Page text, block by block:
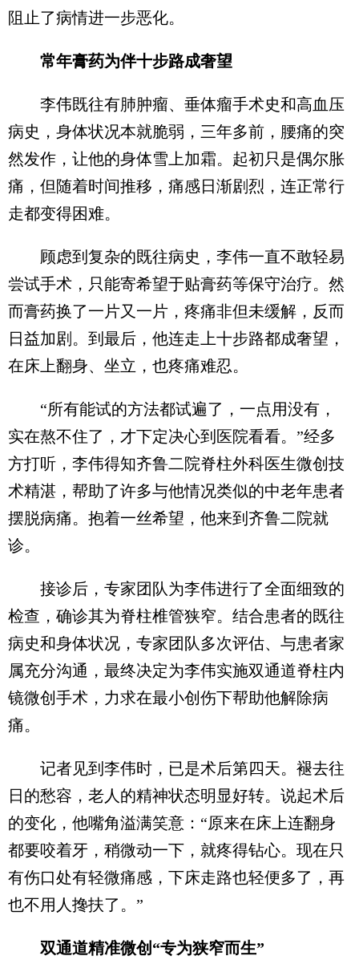
阻止了病情进一步恶化。
常年膏药为伴十步路成奢望
李伟既往有肺肿瘤、垂体瘤手术史和高血压
病史，身体状况本就脆弱，三年多前，腰痛的突
然发作，让他的身体雪上加霜。起初只是偶尔胀
痛，但随着时间推移，痛感日渐剧烈，连正常行
走都变得困难。
顾虑到复杂的既往病史，李伟一直不敢轻易
尝试手术，只能寄希望于贴膏药等保守治疗。然
而膏药换了一片又一片，疼痛非但未缓解，反而
日益加剧。到最后，他连走上十步路都成奢望，
在床上翻身、坐立，也疼痛难忍。
“所有能试的方法都试遍了，一点用没有，
实在熬不住了，才下定决心到医院看看。”经多
方打听，李伟得知齐鲁二院脊柱外科医生微创技
术精湛，帮助了许多与他情况类似的中老年患者
摆脱病痛。抱着一丝希望，他来到齐鲁二院就
诊。
接诊后，专家团队为李伟进行了全面细致的
检查，确诊其为脊柱椎管狭窄。结合患者的既往
病史和身体状况，专家团队多次评估、与患者家
属充分沟通，最终决定为李伟实施双通道脊柱内
镜微创手术，力求在最小创伤下帮助他解除病
痛。
记者见到李伟时，已是术后第四天。褪去往
日的愁容，老人的精神状态明显好转。说起术后
的变化，他嘴角溢满笑意：“原来在床上连翻身
都要咬着牙，稍微动一下，就疼得钻心。现在只
有伤口处有轻微痛感，下床走路也轻便多了，再
也不用人搀扶了。”
双通道精准微创“专为狭窄而生”